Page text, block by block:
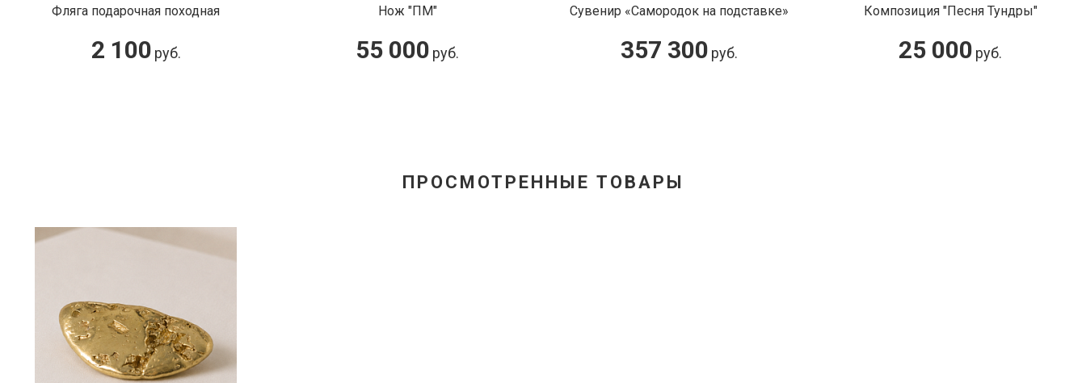
Нож "ПМ"
55 000руб.
Сувенир «Самородок на подставке»
357 300руб.
Композиция "Песня Тундры"
25 000руб.
Подвеска «Пяточка» с фианитом
3 000руб.
ПРОСМОТРЕННЫЕ ТОВАРЫ